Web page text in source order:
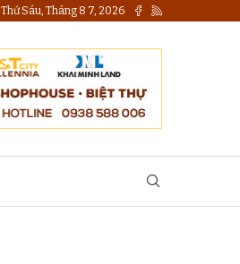
Thứ Sáu, Tháng 8 7, 2026